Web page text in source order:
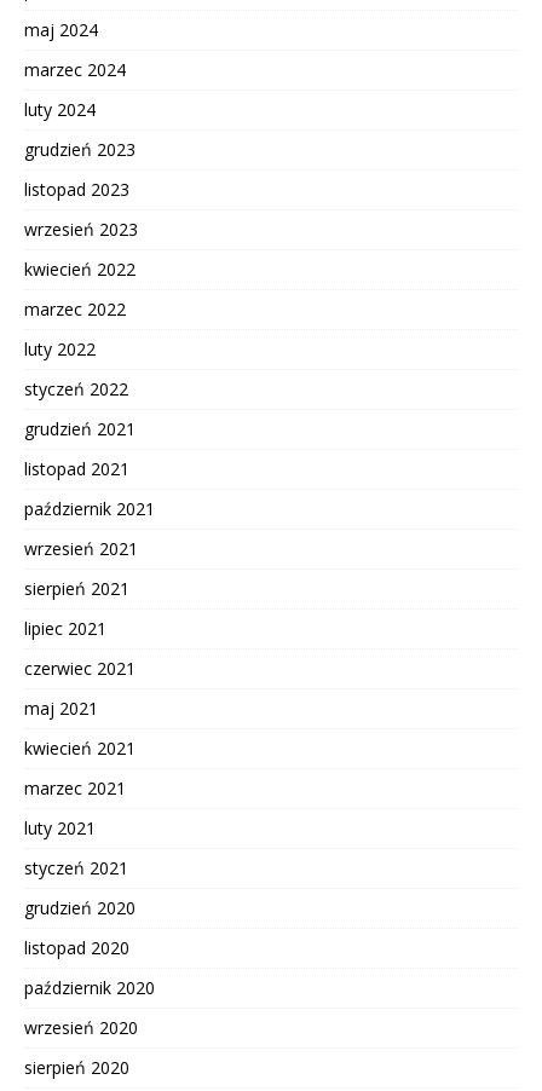
maj 2024
marzec 2024
luty 2024
grudzień 2023
listopad 2023
wrzesień 2023
kwiecień 2022
marzec 2022
luty 2022
styczeń 2022
grudzień 2021
listopad 2021
październik 2021
wrzesień 2021
sierpień 2021
lipiec 2021
czerwiec 2021
maj 2021
kwiecień 2021
marzec 2021
luty 2021
styczeń 2021
grudzień 2020
listopad 2020
październik 2020
wrzesień 2020
sierpień 2020